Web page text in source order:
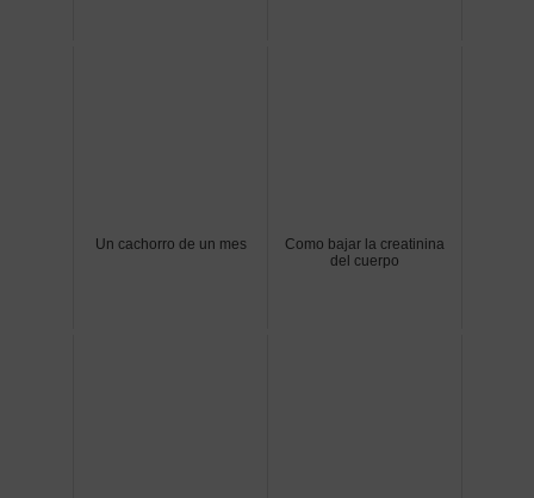
Un cachorro de un mes
Como bajar la creatinina
del cuerpo